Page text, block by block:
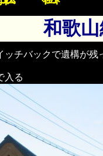
和歌
ッチバックで遺構が残
入る